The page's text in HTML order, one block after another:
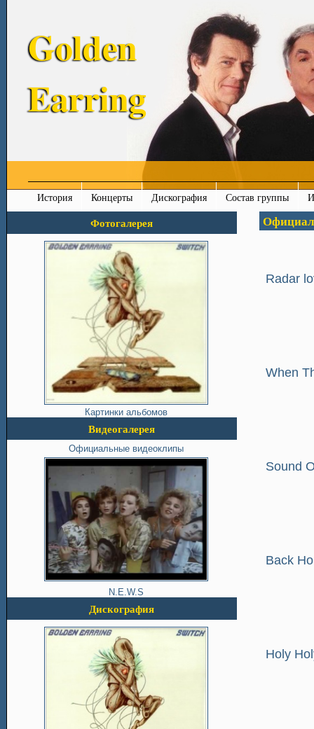
Golden
Earring
История Концерты Дискография Состав группы
Фотогалерея
Картинки альбомов
Видеогалерея
Официальные видеоклипы
N.E.W.S
Дискография
Radar
When
Sound
Back
Holy